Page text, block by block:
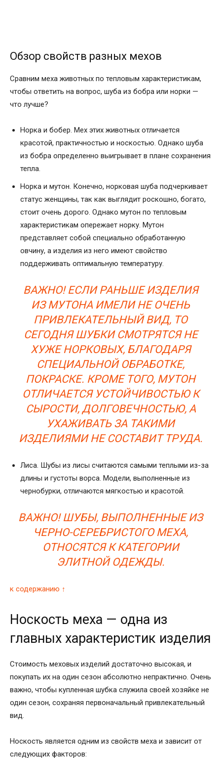
Обзор свойств разных мехов
Сравним меха животных по тепловым характеристикам,
чтобы ответить на вопрос, шуба из бобра или норки —
что лучше?
Норка и бобер. Мех этих животных отличается
красотой, практичностью и носкостью. Однако шуба
из бобра определенно выигрывает в плане сохранения
тепла.
Норка и мутон. Конечно, норковая шуба подчеркивает
статус женщины, так как выглядит роскошно, богато,
стоит очень дорого. Однако мутон по тепловым
характеристикам опережает норку. Мутон
представляет собой специально обработанную
овчину, а изделия из него имеют свойство
поддерживать оптимальную температуру.
ВАЖНО! ЕСЛИ РАНЬШЕ ИЗДЕЛИЯ
ИЗ МУТОНА ИМЕЛИ НЕ ОЧЕНЬ
ПРИВЛЕКАТЕЛЬНЫЙ ВИД, ТО
СЕГОДНЯ ШУБКИ СМОТРЯТСЯ НЕ
ХУЖЕ НОРКОВЫХ, БЛАГОДАРЯ
СПЕЦИАЛЬНОЙ ОБРАБОТКЕ,
ПОКРАСКЕ. КРОМЕ ТОГО, МУТОН
ОТЛИЧАЕТСЯ УСТОЙЧИВОСТЬЮ К
СЫРОСТИ, ДОЛГОВЕЧНОСТЬЮ, А
УХАЖИВАТЬ ЗА ТАКИМИ
ИЗДЕЛИЯМИ НЕ СОСТАВИТ ТРУДА.
Лиса. Шубы из лисы считаются самыми теплыми из-за
длины и густоты ворса. Модели, выполненные из
чернобурки, отличаются мягкостью и красотой.
ВАЖНО! ШУБЫ, ВЫПОЛНЕННЫЕ ИЗ
ЧЕРНО-СЕРЕБРИСТОГО МЕХА,
ОТНОСЯТСЯ К КАТЕГОРИИ
ЭЛИТНОЙ ОДЕЖДЫ.
к содержанию ↑
Носкость меха — одна из
главных характеристик изделия
Стоимость меховых изделий достаточно высокая, и
покупать их на один сезон абсолютно непрактично. Очень
важно, чтобы купленная шубка служила своей хозяйке не
один сезон, сохраняя первоначальный привлекательный
вид.
Носкость является одним из свойств меха и зависит от
следующих факторов: